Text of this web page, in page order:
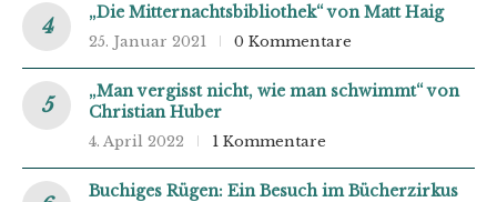
„Die Mitternachtsbibliothek“ von Matt Haig
25. Januar 2021 0 Kommentare
„Man vergisst nicht, wie man schwimmt“ von
Christian Huber
4. April 2022 1 Kommentare
Buchiges Rügen: Ein Besuch im Bücherzirkus